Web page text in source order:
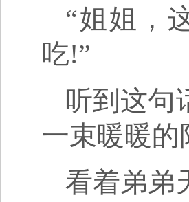
“姐姐，
吃!”
听到这句
一束暖暖
看着弟弟